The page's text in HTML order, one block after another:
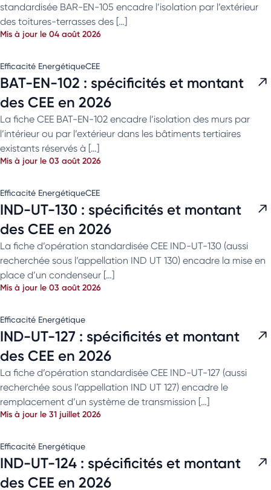
standardisée BAR-EN-105 encadre l’isolation par l’extérieur
des toitures-terrasses des […]
Mis à jour le 04 août 2026
Efficacité EnergétiqueCEE
BAT-EN-102 : spécificités et montant
des CEE en 2026
La fiche CEE BAT-EN-102 encadre l’isolation des murs par
l’intérieur ou par l’extérieur dans les bâtiments tertiaires
existants réservés à […]
Mis à jour le 03 août 2026
Efficacité EnergétiqueCEE
IND-UT-130 : spécificités et montant
des CEE en 2026
La fiche d’opération standardisée CEE IND-UT-130 (aussi
recherchée sous l’appellation IND UT 130) encadre la mise en
place d’un condenseur […]
Mis à jour le 03 août 2026
Efficacité Energétique
IND-UT-127 : spécificités et montant
des CEE en 2026
La fiche d’opération standardisée CEE IND-UT-127 (aussi
recherchée sous l’appellation IND UT 127) encadre le
remplacement d’un système de transmission […]
Mis à jour le 31 juillet 2026
Efficacité Energétique
IND-UT-124 : spécificités et montant
des CEE en 2026